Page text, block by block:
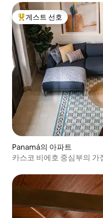
상위 게스트 선호
게스트 선호
Panamá의 아파트
카스코 비에호 중심부의 가